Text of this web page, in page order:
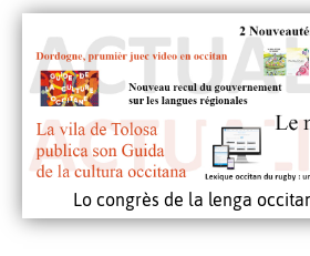
Lo congrès de la lenga